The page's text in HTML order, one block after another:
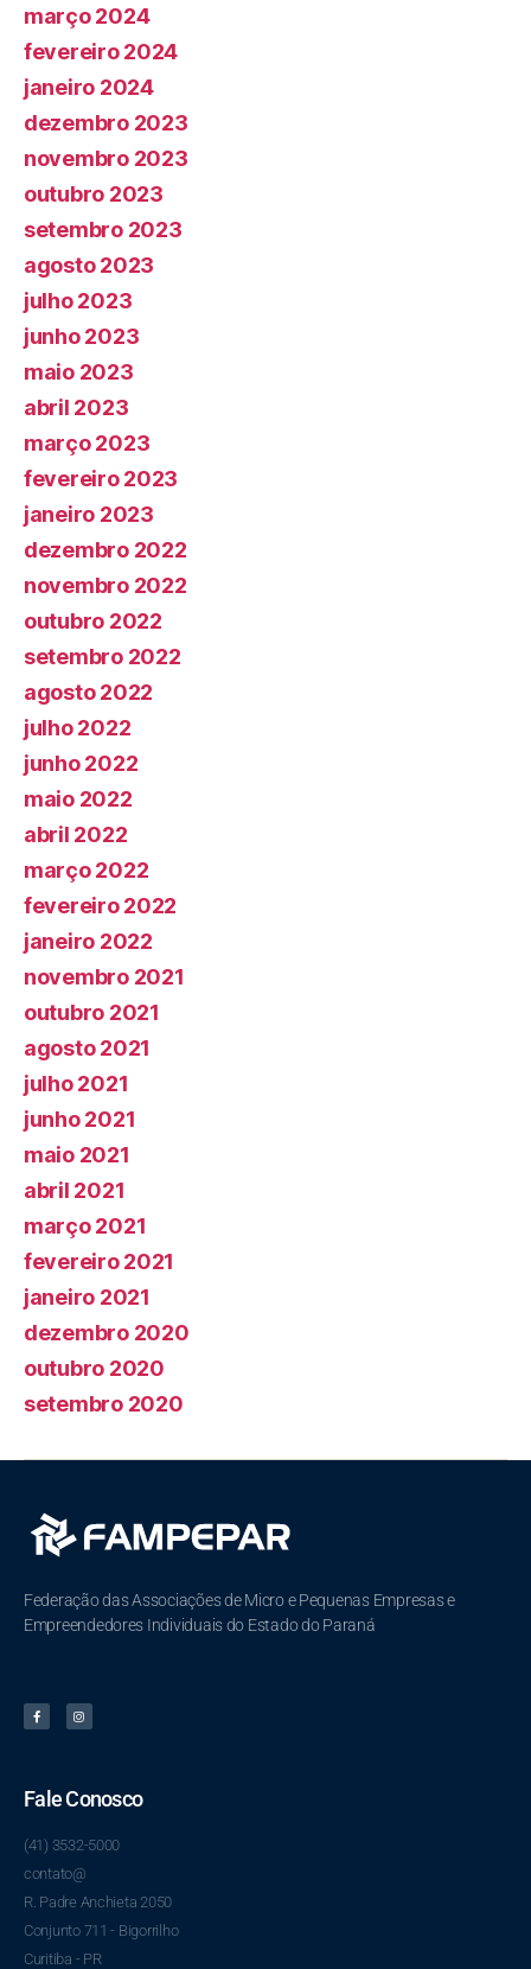
março 2024
fevereiro 2024
janeiro 2024
dezembro 2023
novembro 2023
outubro 2023
setembro 2023
agosto 2023
julho 2023
junho 2023
maio 2023
abril 2023
março 2023
fevereiro 2023
janeiro 2023
dezembro 2022
novembro 2022
outubro 2022
setembro 2022
agosto 2022
julho 2022
junho 2022
maio 2022
abril 2022
março 2022
fevereiro 2022
janeiro 2022
novembro 2021
outubro 2021
agosto 2021
julho 2021
junho 2021
maio 2021
abril 2021
março 2021
fevereiro 2021
janeiro 2021
dezembro 2020
outubro 2020
setembro 2020
Federação das Associações de Micro e Pequenas Empresas e
Empreendedores Individuais do Estado do Paraná
Fale Conosco
(41) 3532-5000
contato@
R. Padre Anchieta 2050
Conjunto 711 - Bigorrilho
Curitiba - PR